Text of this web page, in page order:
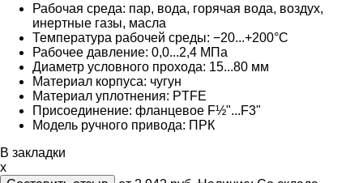
Рабочая среда: пар, вода, горячая вода, воздух,
инертные газы, масла
Температура рабочей среды: −20...+200°С
Рабочее давление: 0,0...2,4 МПа
Диаметр условного прохода: 15...80 мм
Материал корпуса: чугун
Материал уплотнения: PTFE
Присоединение: фланцевое F½"...F3"
Модель ручного привода: ПРК
В закладки
x